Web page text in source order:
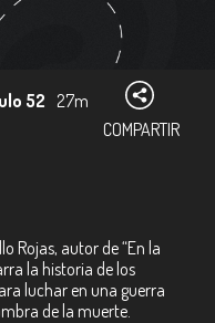
52 27m
COMPARTIR
Rojas, autor de “En la
la historia de los
luchar en una guerra
de la muerte.